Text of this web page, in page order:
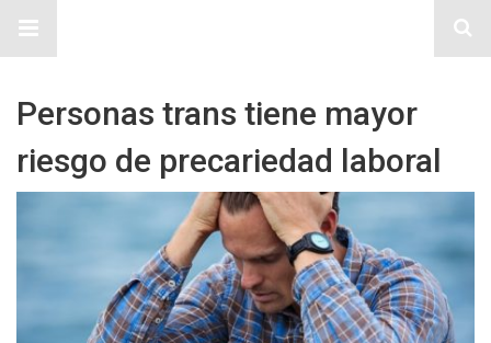
Personas trans tiene mayor
riesgo de precariedad laboral